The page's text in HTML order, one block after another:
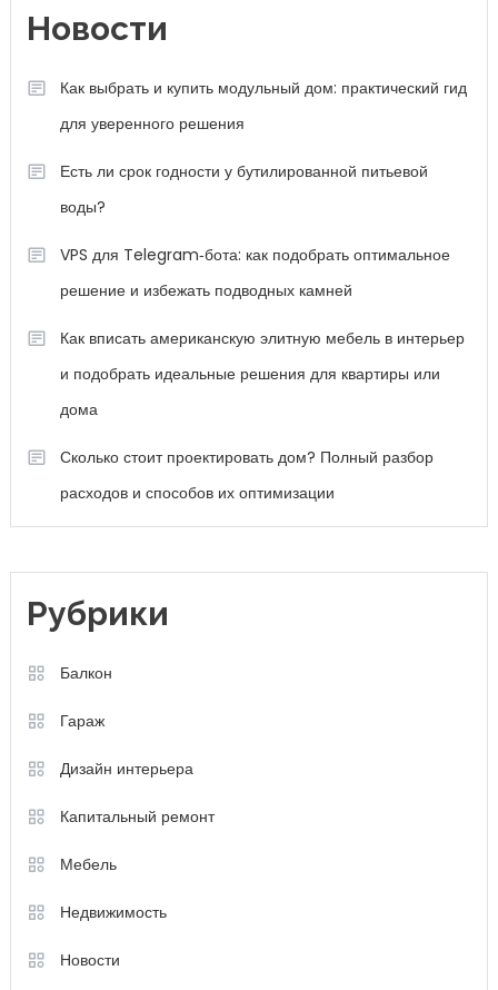
Новости
Как выбрать и купить модульный дом: практический гид
для уверенного решения
Есть ли срок годности у бутилированной питьевой
воды?
VPS для Telegram‑бота: как подобрать оптимальное
решение и избежать подводных камней
Как вписать американскую элитную мебель в интерьер
и подобрать идеальные решения для квартиры или
дома
Сколько стоит проектировать дом? Полный разбор
расходов и способов их оптимизации
Рубрики
Балкон
Гараж
Дизайн интерьера
Капитальный ремонт
Мебель
Недвижимость
Новости